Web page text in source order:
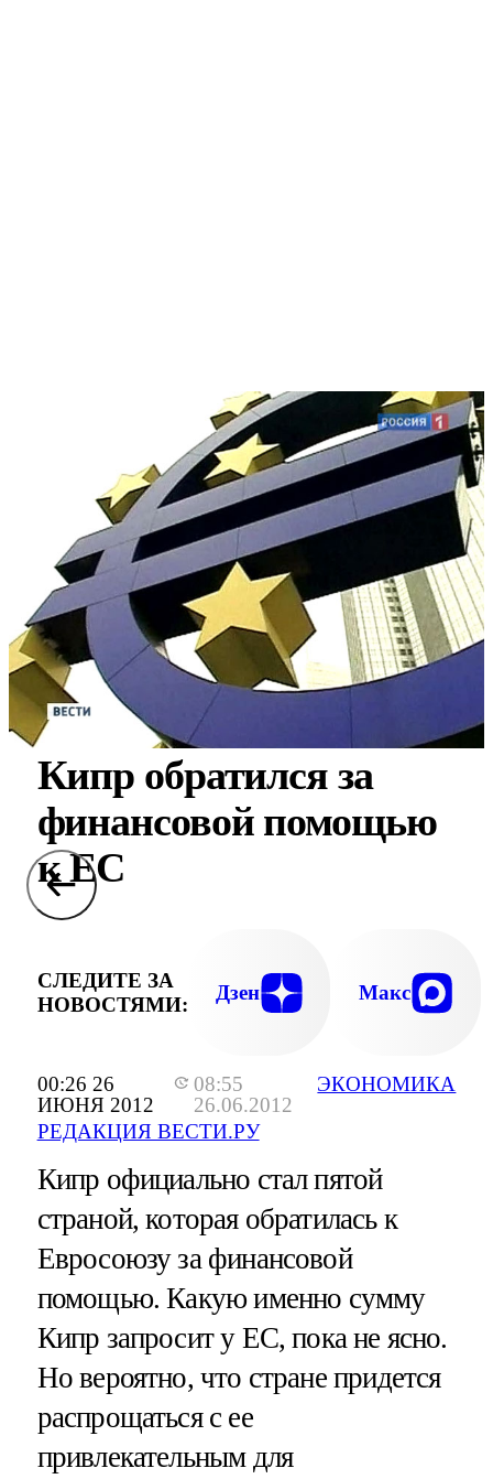
00:26 26
ИЮНЯ 2012
08:55
26.06.2012
РЕДАКЦИЯ ВЕСТИ.РУ
ЭКОНОМИКА
Кипр обратился за
финансовой помощью
к ЕС
СЛЕДИТЕ ЗА
НОВОСТЯМИ:
Дзен Макс
Кипр официально стал пятой
страной, которая обратилась к
Евросоюзу за финансовой
помощью. Какую именно сумму
Кипр запросит у ЕС, пока не ясно.
Но вероятно, что стране придется
распрощаться с ее
привлекательным для